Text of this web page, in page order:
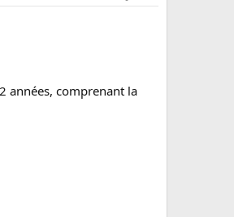
années, comprenant la